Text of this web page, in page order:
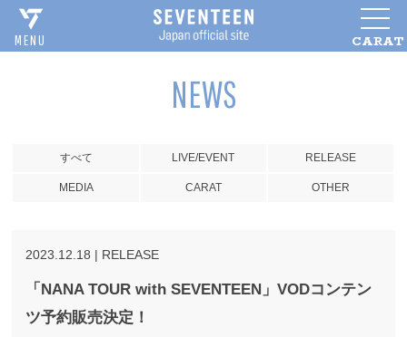
MENU CARAT
NEWS
すべて LIVE/EVENT RELEASE
MEDIA CARAT OTHER
2023 12 18 | RELEASE
「NANA TOUR with SEVENTEEN」VODコンテン
ツ予約販売決定！